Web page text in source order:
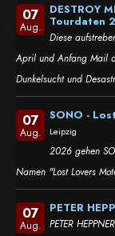
07
Aug.
DESTROY
Tourdaten
Diese
April und Anfang Mail
Dunkelsucht und
07
Aug.
SONO -
Leipzig
2026 gehen
Namen "Lost Lovers
07
Aug.
PETER
PETER